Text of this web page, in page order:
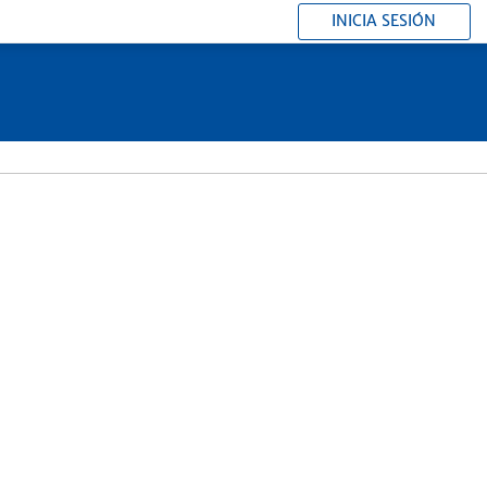
INICIA SESIÓN